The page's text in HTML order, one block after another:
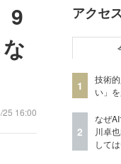
9
16:00
アクセ
1
技術
い」
2
なぜ
川卓
して